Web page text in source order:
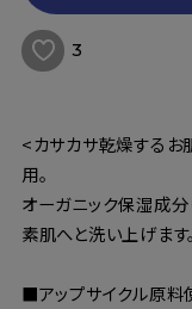
3
<カサカサ乾燥する
用。
オーガニック保湿成
素肌へと洗い上げます。
■アップサイクル原